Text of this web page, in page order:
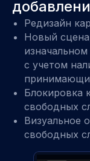
Редизайн
Новый
с учетом
Блокировка
свободных
Визуальное
свободных